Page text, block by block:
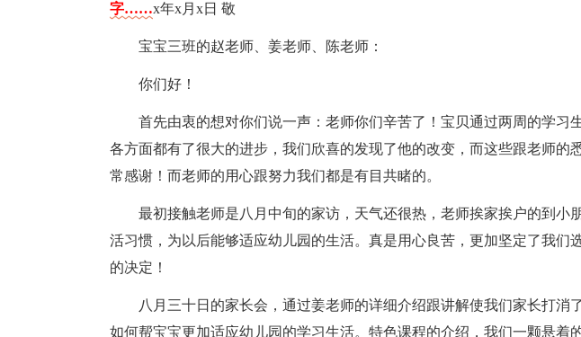
字……x年x月x日 敬
宝宝三班的赵老师、姜老师、陈老师：
你们好！
首先由衷的想对你们说一声：老师你们辛苦了！宝贝通过两周的学习
各方面都有了很大的进步，我们欣喜的发现了他的改变，而这些跟老师的
常感谢！而老师的用心跟努力我们都是有目共睹的。
最初接触老师是八月中旬的家访，天气还很热，老师挨家挨户的到小
活习惯，为以后能够适应幼儿园的生活。真是用心良苦，更加坚定了我们
的决定！
八月三十日的家长会，通过姜老师的详细介绍跟讲解使我们家长打消
如何帮宝宝更加适应幼儿园的学习生活。特色课程的介绍，我们一颗悬着